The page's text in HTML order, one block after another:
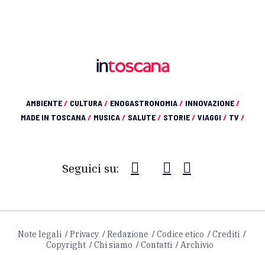
AMBIENTE/ CULTURA/ ENOGASTRONOMIA/ INNOVAZIONE/
MADE IN TOSCANA/ MUSICA/ SALUTE/ STORIE/ VIAGGI / TV /
Seguici su:
Note legali Privacy Redazione Codice etico
Crediti
Copyright
Chi siamo Contatti Archivio